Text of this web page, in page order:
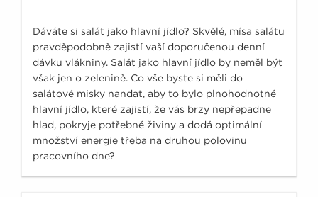
Dáváte si salát jako hlavní jídlo? Skvělé, mísa salátu
pravděpodobně zajistí vaší doporučenou denní
dávku vlákniny. Salát jako hlavní jídlo by neměl být
však jen o zelenině. Co vše byste si měli do
salátové misky nandat, aby to bylo plnohodnotné
hlavní jídlo, které zajistí, že vás brzy nepřepadne
hlad, pokryje potřebné živiny a dodá optimální
množství energie třeba na druhou polovinu
pracovního dne?